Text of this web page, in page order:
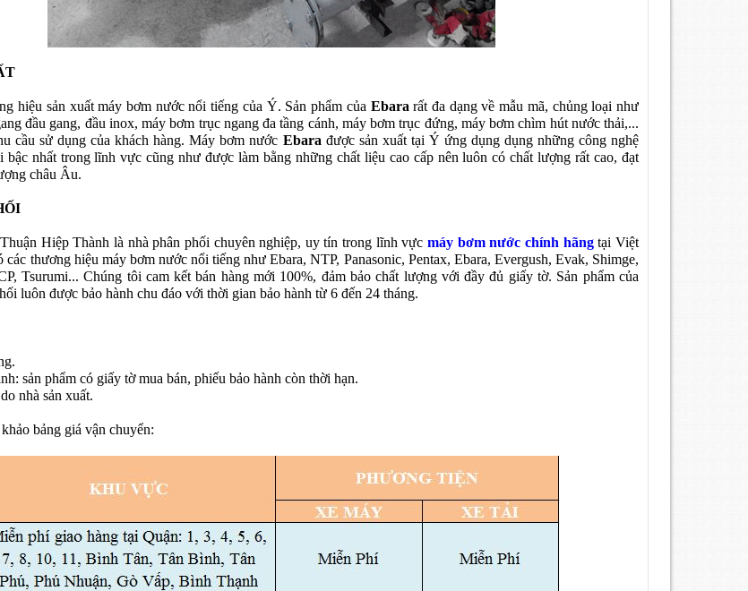
hiệu sản xuất máy bơm nước nổi tiếng của Ý. Sản phẩm của Ebara rất đa dạng về mẫu mã, chủng loại như
đầu gang, đầu inox, máy bơm trục ngang đa tầng cánh, máy bơm trục đứng, máy bơm chìm hút nước thải,...
cầu sử dụng của khách hàng. Máy bơm nước Ebara được sản xuất tại Ý ứng dụng dụng những công nghệ
bậc nhất trong lĩnh vực cũng như được làm bằng những chất liệu cao cấp nên luôn có chất lượng rất cao, đạt
châu Âu.
Hiệp Thành là nhà phân phối chuyên nghiệp, uy tín trong lĩnh vựcmáy bơm nước chính hãng tại Việt
các thương hiệu máy bơm nước nổi tiếng như Ebara, NTP, Panasonic, Pentax, Ebara, Evergush, Evak, Shimge,
Tsurumi... Chúng tôi cam kết bán hàng mới 100%, đảm bảo chất lượng với đầy đủ giấy tờ. Sản phẩm của
luôn được bảo hành chu đáo với thời gian bảo hành từ 6 đến 24 tháng.
sản phẩm có giấy tờ mua bán, phiếu bảo hành còn thời hạn.
nhà sản xuất.
bảng giá vận chuyển: